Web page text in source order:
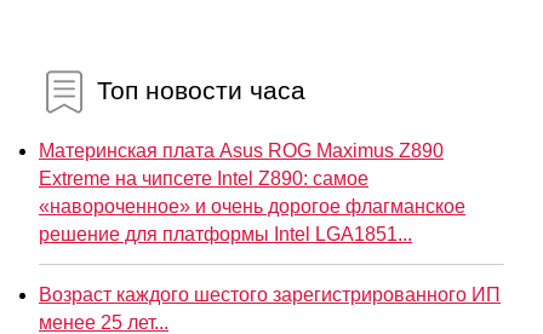
Топ новости часа
Материнская плата Asus ROG Maximus Z890
Extreme на чипсете Intel Z890: самое
«навороченное» и очень дорогое флагманское
решение для платформы Intel LGA1851...
Возраст каждого шестого зарегистрированного ИП
менее 25 лет...